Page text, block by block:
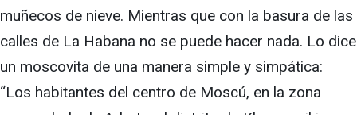
muñecos de nieve. Mientras que con la basura de las
calles de La Habana no se puede hacer nada. Lo dice
un moscovita de una manera simple y simpática:
“Los habitantes del centro de Moscú, en la zona